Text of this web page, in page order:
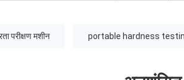
परीक्षण मशीन portable hardness